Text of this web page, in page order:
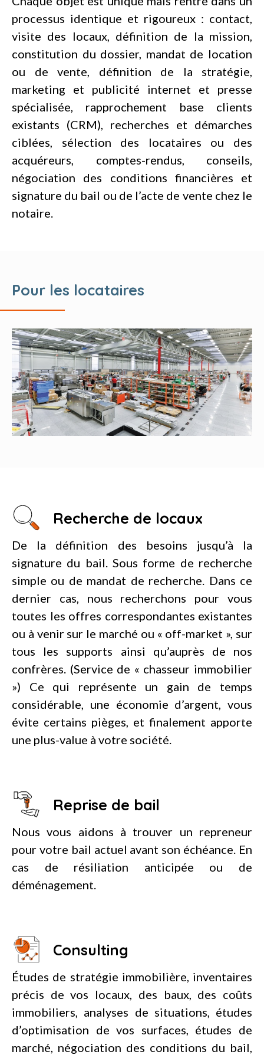
processus identique et rigoureux : contact,
visite des locaux, définition de la mission,
constitution du dossier, mandat de location
ou de vente, définition de la stratégie,
marketing et publicité internet et presse
spécialisée, rapprochement base clients
existants (CRM), recherches et démarches
ciblées, sélection des locataires ou des
acquéreurs, comptes-rendus, conseils,
négociation des conditions financières et
signature du bail ou de l’acte de vente chez le
notaire.
Pour les locataires
Recherche de locaux
De la définition des besoins jusqu’à la
signature du bail. Sous forme de recherche
simple ou de mandat de recherche. Dans ce
dernier cas, nous recherchons pour vous
toutes les offres correspondantes existantes
ou à venir sur le marché ou « off-market », sur
tous les supports ainsi qu’auprès de nos
confrères. (Service de « chasseur immobilier
») Ce qui représente un gain de temps
considérable, une économie d’argent, vous
évite certains pièges, et finalement apporte
une plus-value à votre société.
Reprise de bail
Nous vous aidons à trouver un repreneur
pour votre bail actuel avant son échéance. En
cas de résiliation anticipée ou de
déménagement.
Consulting
Études de stratégie immobilière, inventaires
précis de vos locaux, des baux, des coûts
immobiliers, analyses de situations, études
d’optimisation de vos surfaces, études de
marché, négociation des conditions du bail,